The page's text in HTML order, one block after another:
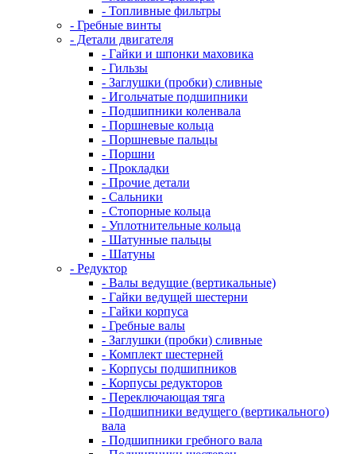
- Топливные фильтры
- Гребные винты
- Детали двигателя
- Гайки и шпонки маховика
- Гильзы
- Заглушки (пробки) сливные
- Игольчатые подшипники
- Подшипники коленвала
- Поршневые кольца
- Поршневые пальцы
- Поршни
- Прокладки
- Прочие детали
- Сальники
- Стопорные кольца
- Уплотнительные кольца
- Шатунные пальцы
- Шатуны
- Редуктор
- Валы ведущие (вертикальные)
- Гайки ведущей шестерни
- Гайки корпуса
- Гребные валы
- Заглушки (пробки) сливные
- Комплект шестерней
- Корпусы подшипников
- Корпусы редукторов
- Переключающая тяга
- Подшипники ведущего (вертикального)
вала
- Подшипники гребного вала